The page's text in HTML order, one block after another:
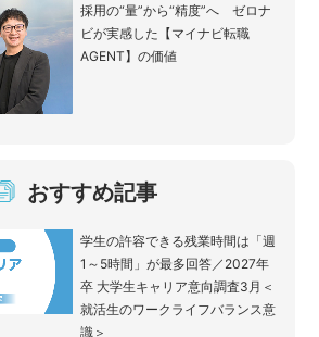
採用の“量”から“精度”へ ゼロナ
ビが実感した【マイナビ転職
AGENT】の価値
おすすめ記事
学生の許容できる残業時間は「週
1～5時間」が最多回答／2027年
卒 大学生キャリア意向調査3月＜
就活生のワークライフバランス意
識＞